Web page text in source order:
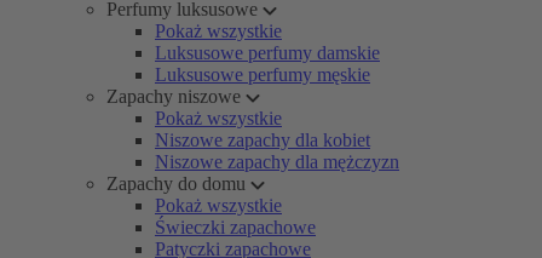
Perfumy luksusowe
Pokaż wszystkie
Luksusowe perfumy damskie
Luksusowe perfumy męskie
Zapachy niszowe
Pokaż wszystkie
Niszowe zapachy dla kobiet
Niszowe zapachy dla mężczyzn
Zapachy do domu
Pokaż wszystkie
Świeczki zapachowe
Patyczki zapachowe